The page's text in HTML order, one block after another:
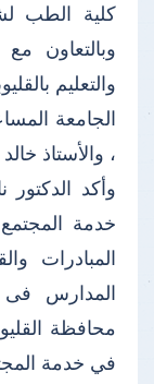
كلية الطب
وبالتعاون
والتعليم
الجامعة
، والأستاذ
وأكد
خدمة المجتمع
المبادرات
المدارس فى
محافظة
في خدمة